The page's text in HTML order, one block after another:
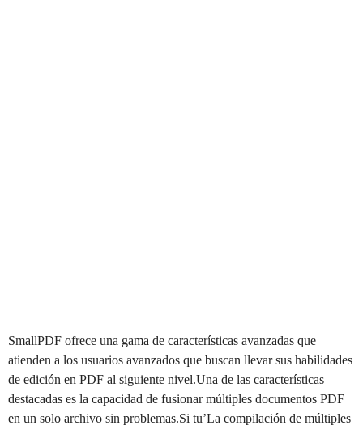
SmallPDF ofrece una gama de características avanzadas que
atienden a los usuarios avanzados que buscan llevar sus habilidades
de edición en PDF al siguiente nivel.Una de las características
destacadas es la capacidad de fusionar múltiples documentos PDF
en un solo archivo sin problemas.Si tu’La compilación de múltiples